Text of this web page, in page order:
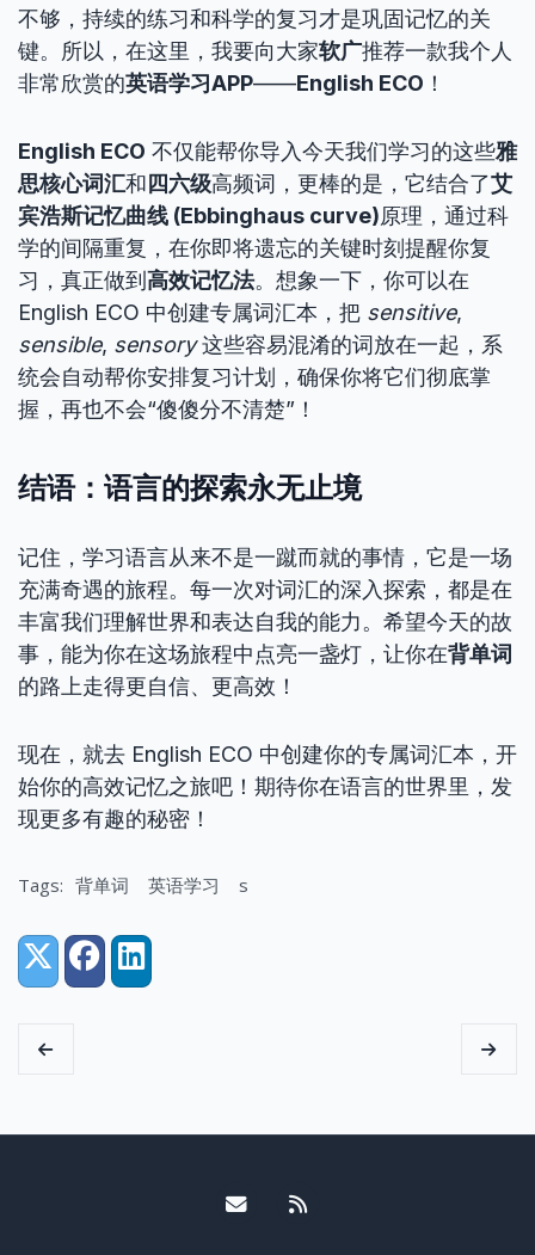
不够，持续的练习和科学的复习才是巩固记忆的关
键。所以，在这里，我要向大家软广推荐一款我个人
非常欣赏的英语学习APP——English ECO ！
English ECO 不仅能帮你导入今天我们学习的这些雅
思核心词汇和 四六级高频词，更棒的是，它结合了艾
宾浩斯记忆曲线 (Ebbinghaus curve)原理，通过科
学的间隔重复，在你即将遗忘的关键时刻提醒你复
习，真正做到 高效记忆法。想象一下，你可以在
English ECO 中创建专属词汇本，把 sensitive,
sensible, sensory这些容易混淆的词放在一起，系
统会自动帮你安排复习计划，确保你将它们彻底掌
握，再也不会“傻傻分不清楚”！
结语：语言的探索永无止境
记住，学习语言从来不是一蹴而就的事情，它是一场
充满奇遇的旅程。每一次对词汇的深入探索，都是在
丰富我们理解世界和表达自我的能力。希望今天的故
事，能为你在这场旅程中点亮一盏灯，让你在背单词
的路上走得更自信、更高效！
现在，就去 English ECO 中创建你的专属词汇本，开
始你的高效记忆之旅吧！期待你在语言的世界里，发
现更多有趣的秘密！
Tags: 背单词 英语学习 s
Share:
X (Twitter)
FacebookLinkedIn
Email me